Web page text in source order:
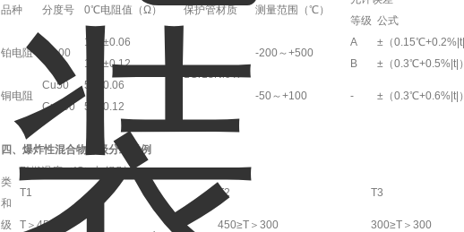
品种 分度号 0℃电阻值（Ω） 保护管材质 测量范围（℃）
等级 公式
铂电阻 Pt100
100±0.06
1Cr18Ni9Ti
-200～+500
A ±（0.15℃+0.2%|t|
100±0.12 B ±（0.3℃+0.5%|t|）
铜电阻
Cu50
50±0.06
-50～+100
-
±（0.3℃+0.6%|t|）
Cu100
50±0.12
四、爆炸性混合物分级分组举例
类
和
级
引燃温度（℃）与组别
T1
T2 T3
T＞450 450≥T＞300 300≥T＞300